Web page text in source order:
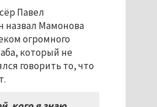
Павел
назвал Мамонова
огромного
который не
говорить то, что